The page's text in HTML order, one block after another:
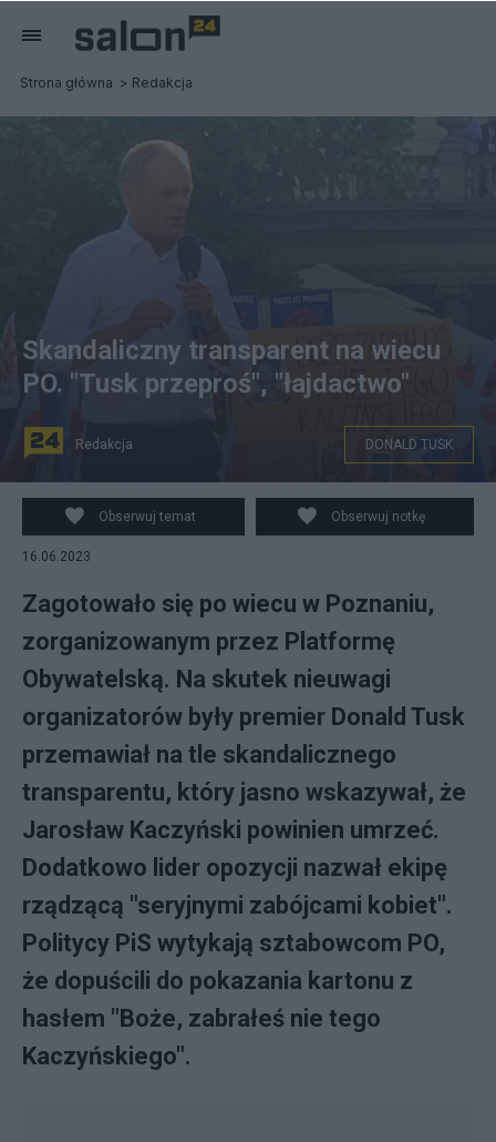
Strona główna Redakcja
Skandaliczny transparent na wiecu
PO. "Tusk przeproś", "łajdactwo"
Redakcja DONALD TUSK
Obserwuj temat Obserwuj notkę
16.06.2023
Zagotowało się po wiecu w Poznaniu,
zorganizowanym przez Platformę
Obywatelską. Na skutek nieuwagi
organizatorów były premier Donald Tusk
przemawiał na tle skandalicznego
transparentu, który jasno wskazywał, że
Jarosław Kaczyński powinien umrzeć.
Dodatkowo lider opozycji nazwał ekipę
rządzącą "seryjnymi zabójcami kobiet".
Politycy PiS wytykają sztabowcom PO,
że dopuścili do pokazania kartonu z
hasłem "Boże, zabrałeś nie tego
Kaczyńskiego".